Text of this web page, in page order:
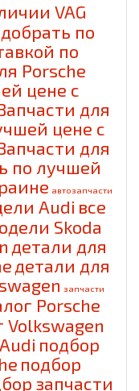
VAG
по
по
Porsche
цене с
для
цене с
для
по лучшей
автозапчасти
Audi все
Skoda
детали для
детали для
запчасти
Porsche
Volkswagen
подбор
подбор
запчасти